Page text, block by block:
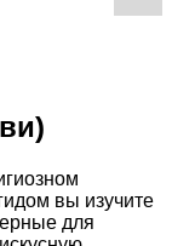
вы изучите
для